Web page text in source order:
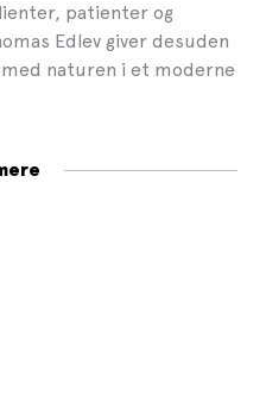
patienter og
Edlev giver desuden
med naturen i et moderne
naturen en daglig kilde